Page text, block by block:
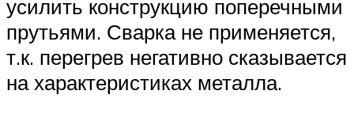
усилить конструкцию поперечными
прутьями. Сварка не применяется,
т.к. перегрев негативно сказывается
на характеристиках металла.